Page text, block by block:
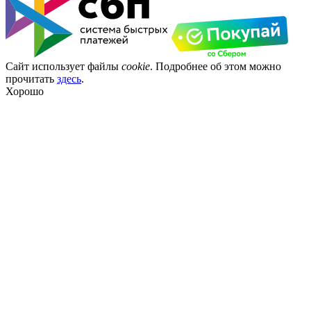
Сайт использует файлы cookie. Подробнее об этом можно
прочитать здесь.
Хорошо